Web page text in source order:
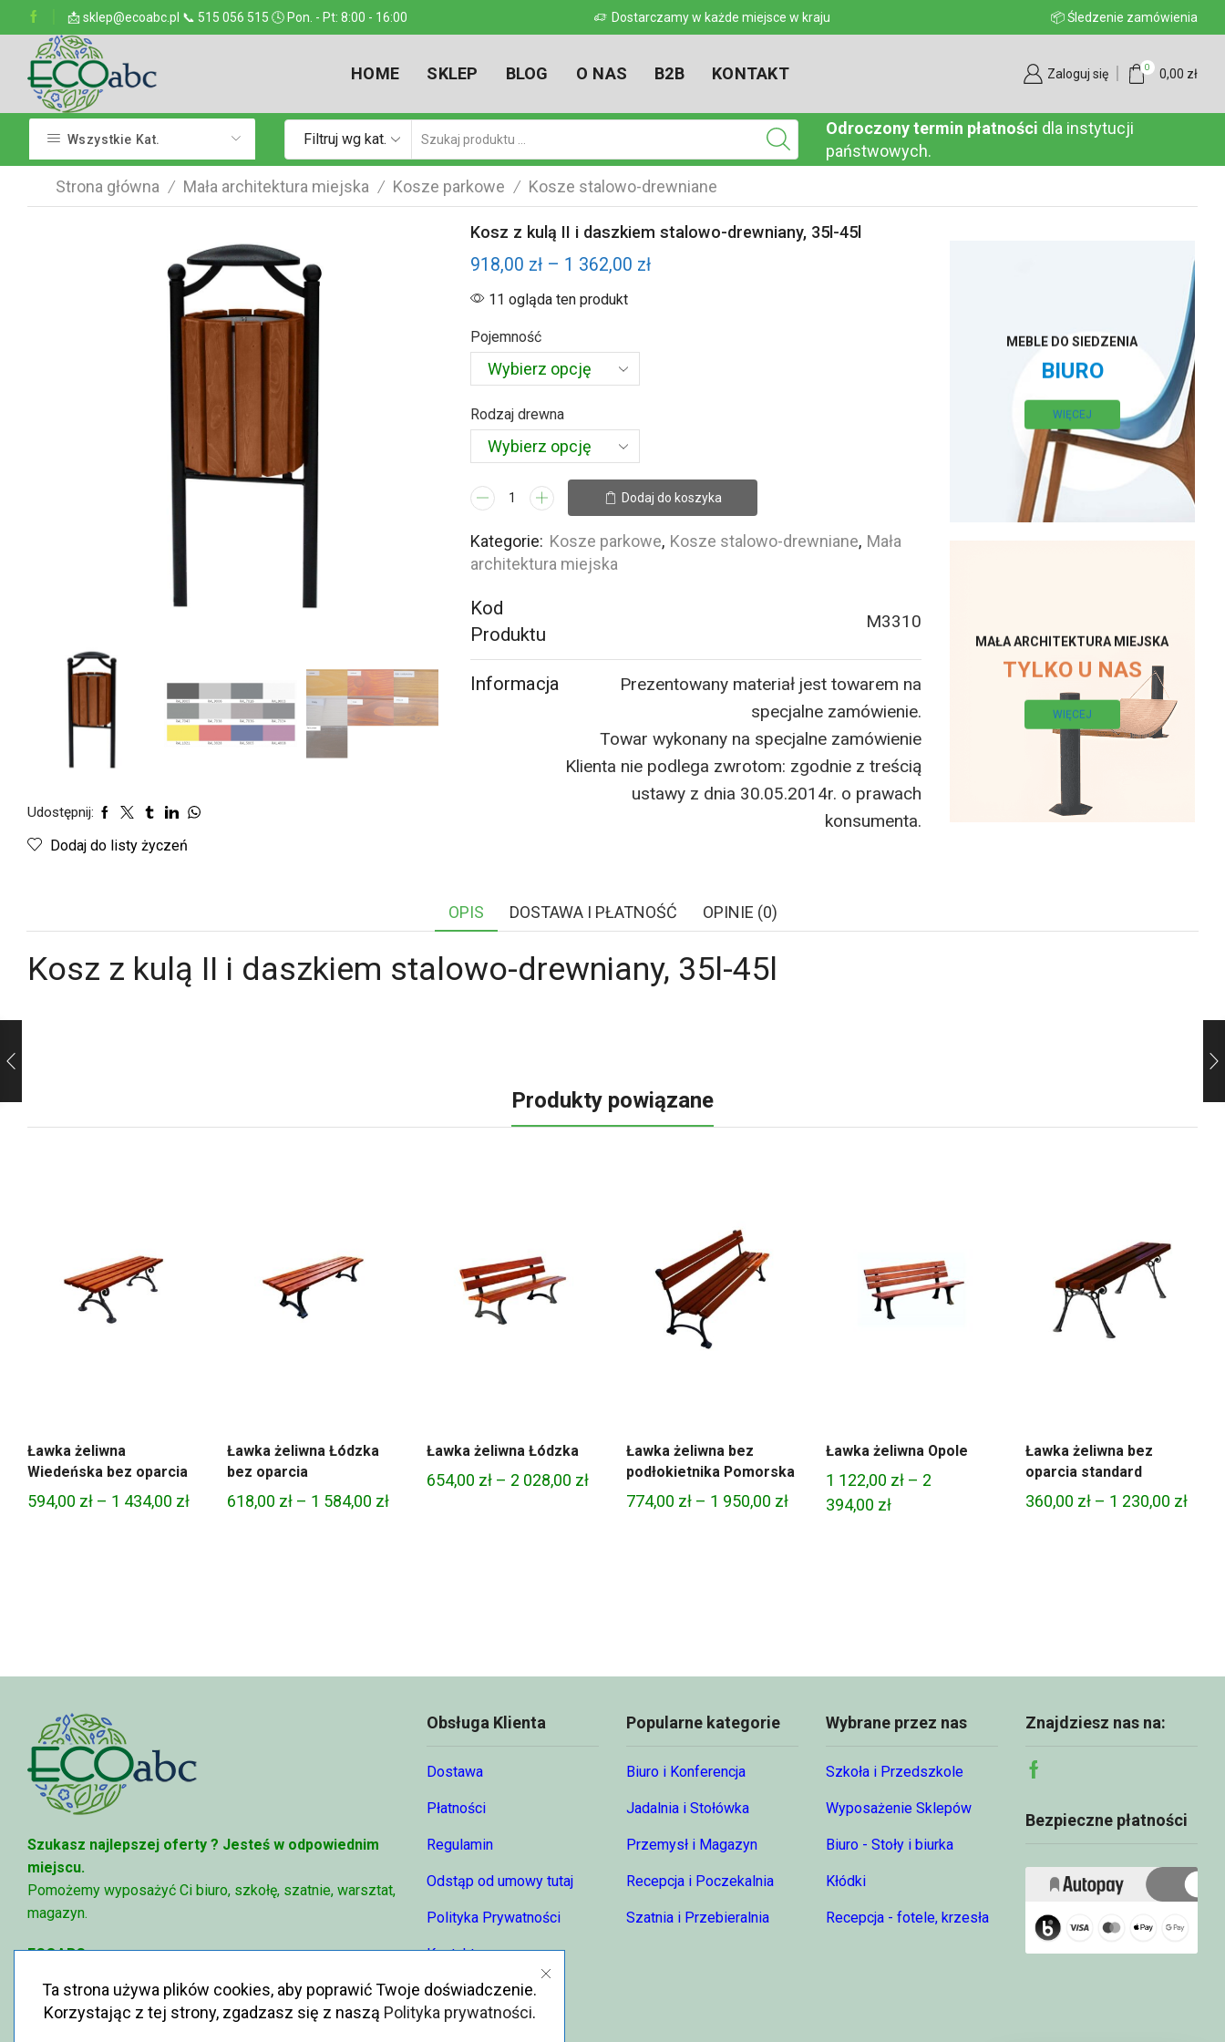
📩 sklep@ecoabc.pl 📞 515 056 515 🕓 Pon. - Pt: 8:00 - 16:00
w kraju Dostarczamy w każde miejsce w kraju Dostarczamy w każde miejsce w kraju 📦 Śledzenie zamówienia
HOME SKLEP BLOG O NAS B2B KONTAKT Zaloguj się 0 0,00 zł
Wszystkie Kat. Filtruj wg kat.
wyszukiwania
Odroczony termin płatności dla instytucji
państwowych.
Strona główna / Mała architektura miejska / Kosze parkowe / Kosze stalowo-drewniane
Udostępnij:
Dodaj do listy życzeń
Kosz z kulą II i daszkiem stalowo-drewniany, 35l-45l
918,00 zł – 1 362,00 złZakres
11 ogląda ten produkt
Pojemność
Rodzaj drewna
ilość
z
kulą
i
daszkiem
stalowo-
drewniany,
Dodaj do koszyka
Kategorie: Kosze parkowe, Kosze stalowo-drewniane, Mała
architektura miejska
Kod
Produktu
M3310
Informacja
Prezentowany materiał jest towarem na
specjalne zamówienie.
Towar wykonany na specjalne zamówienie
Klienta nie podlega zwrotom: zgodnie z treścią
ustawy z dnia 30.05.2014r. o prawach
konsumenta.
MEBLE DO SIEDZENIA
BIURO
WIĘCEJ
MAŁA ARCHITEKTURA MIEJSKA
TYLKO U NAS
WIĘCEJ
OPIS DOSTAWA I PŁATNOŚĆ OPINIE (0)
Kosz z kulą II i daszkiem stalowo-drewniany, 35l-45l
Produkty powiązane
Ławka żeliwna
Wiedeńska bez oparcia
594,00 zł – 1 434,00 złZakres
Ławka żeliwna Łódzka
bez oparcia
618,00 zł – 1 584,00 złZakres
Ławka żeliwna Łódzka
654,00 zł – 2 028,00 złZakres
Ławka żeliwna bez
podłokietnika Pomorska
774,00 zł – 1 950,00 złZakres
Ławka żeliwna Opole
1 122,00 zł – 2
394,00 złZakres
394,00 zł
Ławka żeliwna bez
oparcia standard
360,00 zł – 1 230,00 zł
Szukasz najlepszej oferty ? Jesteś w odpowiednim
miejscu.
Pomożemy wyposażyć Ci biuro, szkołę, szatnie, warsztat,
magazyn.
ECOABC
515-056-515
Królewska 6, 05-825 Grodzisk Mazowiecki
Obsługa Klienta
Dostawa
Płatności
Regulamin
Odstąp od umowy tutaj
Polityka Prywatności
Kontakt
O nas
Popularne kategorie
Biuro i Konferencja
Jadalnia i Stołówka
Przemysł i Magazyn
Recepcja i Poczekalnia
Szatnia i Przebieralnia
Wybrane przez nas
Szkoła i Przedszkole
Wyposażenie Sklepów
Biuro - Stoły i biurka
Kłódki
Recepcja - fotele, krzesła
Znajdziesz nas na:
Facebook
Bezpieczne płatności
Ta strona używa plików cookies, aby poprawić Twoje doświadczenie.
Korzystając z tej strony, zgadzasz się z naszą Polityka prywatności.